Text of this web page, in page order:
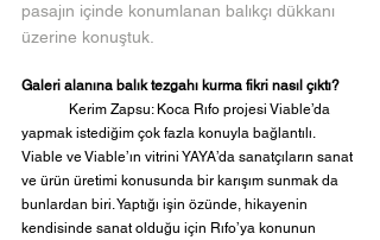
pasajın içinde konumlanan balıkçı dükkanı
üzerine konuştuk.
Galeri alanına balık tezgahı kurma fikri nasıl çıktı?
yapmak istediğim çok fazla konuyla bağlantılı.
Viable ve Viable’ın vitrini YAYA’da sanatçıların sanat
ve ürün üretimi konusunda bir karışım sunmak da
bunlardan biri. Yaptığı işin özünde, hikayenin
kendisinde sanat olduğu için Rıfo’ya konunun